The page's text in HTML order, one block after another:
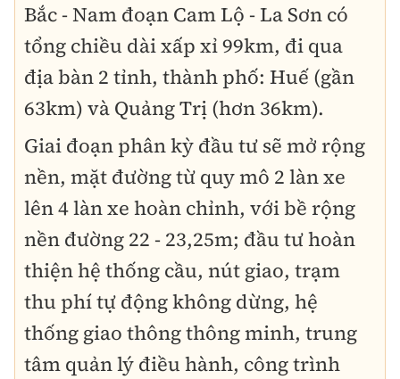
Bắc - Nam đoạn Cam Lộ - La Sơn có
tổng chiều dài xấp xỉ 99km, đi qua
địa bàn 2 tỉnh, thành phố: Huế (gần
63km) và Quảng Trị (hơn 36km).
Giai đoạn phân kỳ đầu tư sẽ mở rộng
nền, mặt đường từ quy mô 2 làn xe
lên 4 làn xe hoàn chỉnh, với bề rộng
nền đường 22 - 23,25m; đầu tư hoàn
thiện hệ thống cầu, nút giao, trạm
thu phí tự động không dừng, hệ
thống giao thông thông minh, trung
tâm quản lý điều hành, công trình